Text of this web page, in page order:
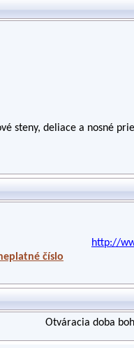
steny, deliace a nosné
číslo
http://
Otváracia doba